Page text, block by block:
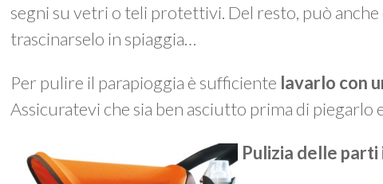
segni su vetri o teli protettivi. Del resto, può
trascinarselo in spiaggia…
Per pulire il parapioggia è sufficiente lavarlo con
Assicuratevi che sia ben asciutto prima di piegarlo
Pulizia delle parti